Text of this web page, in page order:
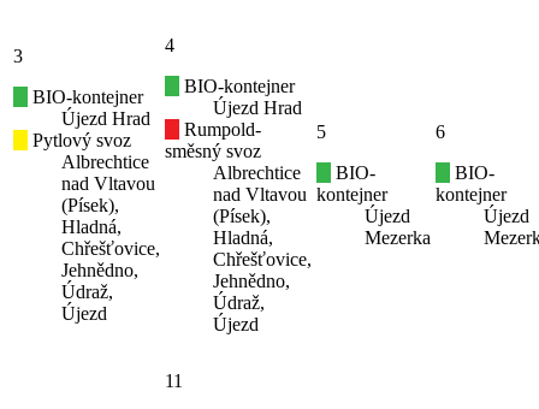
3
BIO-kontejner
Újezd Hrad
Pytlový svoz
Albrechtice
nad Vltavou
(Písek),
Hladná,
Chřešťovice,
Jehnědno,
Údraž,
Újezd
4
BIO-kontejner
Újezd Hrad
Rumpold-
směsný svoz
Albrechtice
nad Vltavou
(Písek),
Hladná,
Chřešťovice,
Jehnědno,
Údraž,
Újezd
5
BIO-
kontejner
Újezd
Mezerka
6
BIO-
kontejner
Újezd
11